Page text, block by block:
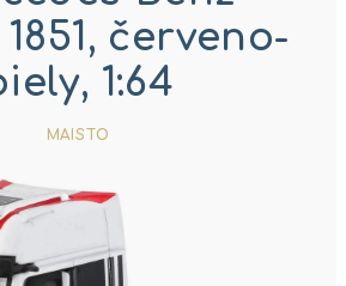
červeno-
1:64
MAISTO